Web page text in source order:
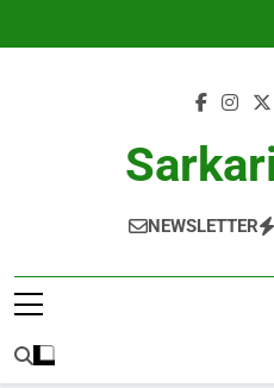
NEWSLETTER